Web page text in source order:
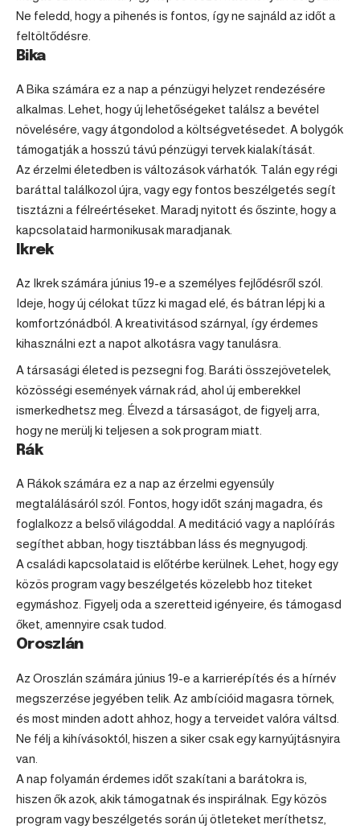
Ne feledd, hogy a pihenés is fontos, így ne sajnáld az időt a
feltöltődésre.
Bika
A Bika számára ez a nap a pénzügyi helyzet rendezésére
alkalmas. Lehet, hogy új lehetőségeket találsz a bevétel
növelésére, vagy átgondolod a költségvetésedet. A bolygók
támogatják a hosszú távú pénzügyi tervek kialakítását.
Az érzelmi életedben is változások várhatók. Talán egy régi
baráttal találkozol újra, vagy egy fontos beszélgetés segít
tisztázni a félreértéseket. Maradj nyitott és őszinte, hogy a
kapcsolataid harmonikusak maradjanak.
Ikrek
Az Ikrek számára június 19-e a személyes fejlődésről szól.
Ideje, hogy új célokat tűzz ki magad elé, és bátran lépj ki a
komfortzónádból. A kreativitásod szárnyal, így érdemes
kihasználni ezt a napot alkotásra vagy tanulásra.
A társasági életed is pezsegni fog. Baráti összejövetelek,
közösségi események várnak rád, ahol új emberekkel
ismerkedhetsz meg. Élvezd a társaságot, de figyelj arra,
hogy ne merülj ki teljesen a sok program miatt.
Rák
A Rákok számára ez a nap az érzelmi egyensúly
megtalálásáról szól. Fontos, hogy időt szánj magadra, és
foglalkozz a belső világoddal. A meditáció vagy a naplóírás
segíthet abban, hogy tisztábban láss és megnyugodj.
A családi kapcsolataid is előtérbe kerülnek. Lehet, hogy egy
közös program vagy beszélgetés közelebb hoz titeket
egymáshoz. Figyelj oda a szeretteid igényeire, és támogasd
őket, amennyire csak tudod.
Oroszlán
Az Oroszlán számára június 19-e a karrierépítés és a hírnév
megszerzése jegyében telik. Az ambícióid magasra törnek,
és most minden adott ahhoz, hogy a terveidet valóra váltsd.
Ne félj a kihívásoktól, hiszen a siker csak egy karnyújtásnyira
van.
A nap folyamán érdemes időt szakítani a barátokra is,
hiszen ők azok, akik támogatnak és inspirálnak. Egy közös
program vagy beszélgetés során új ötleteket meríthetsz,